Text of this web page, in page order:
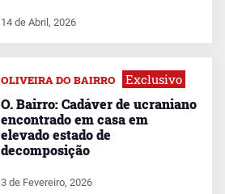
14 de Abril, 2026
OLIVEIRA DO BAIRRO Exclusivo
O. Bairro: Cadáver de ucraniano
encontrado em casa em
elevado estado de
decomposição
3 de Fevereiro, 2026